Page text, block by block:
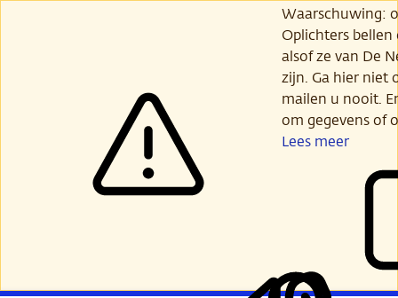
Waarschuwing:
Oplichters
alsof ze van De
zijn. Ga hier niet
mailen u nooit.
om gegevens of
Lees meer